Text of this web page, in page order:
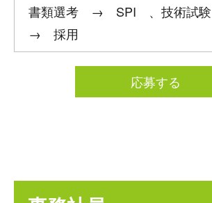
書類選考 → SPI 、技術
→ 採用
応募する